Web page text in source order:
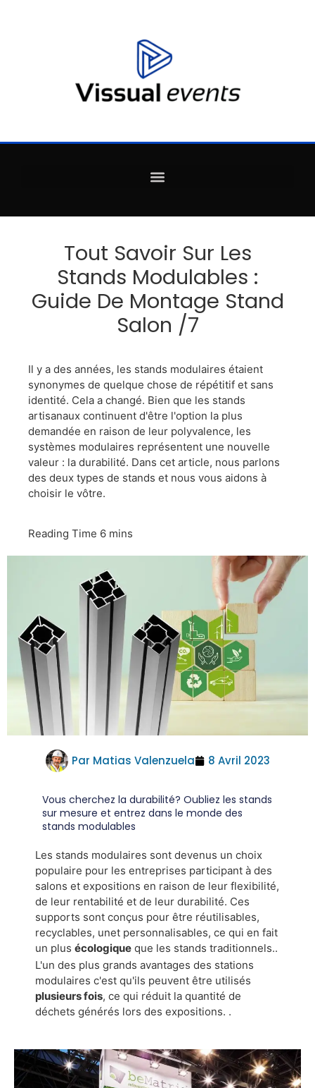
Tout Savoir Sur Les
Stands Modulables :
Guide De Montage Stand
Salon /7
Il y a des années, les stands modulaires étaient
synonymes de quelque chose de répétitif et sans
identité. Cela a changé. Bien que les stands
artisanaux continuent d'être l'option la plus
demandée en raison de leur polyvalence, les
systèmes modulaires représentent une nouvelle
valeur : la durabilité. Dans cet article, nous parlons
des deux types de stands et nous vous aidons à
choisir le vôtre.
Par Matias Valenzuela 8 Avril 2023
Vous cherchez la durabilité? Oubliez les stands
sur mesure et entrez dans le monde des
stands modulables
Les stands modulaires sont devenus un choix
populaire pour les entreprises participant à des
salons et expositions en raison de leur flexibilité,
de leur rentabilité et de leur durabilité. Ces
supports sont conçus pour être réutilisables,
recyclables, unet personnalisables, ce qui en fait
un plus écologique que les stands traditionnels..
L'un des plus grands avantages des stations
modulaires c'est qu'ils peuvent être utilisés
plusieurs fois, ce qui réduit la quantité de
déchets générés lors des expositions. .